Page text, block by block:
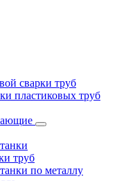
сварки труб
пластиковых труб
труб
по металлу